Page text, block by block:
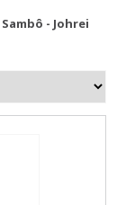
- Johrei